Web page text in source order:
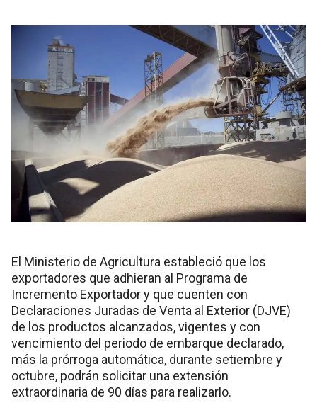
El Ministerio de Agricultura estableció que los
exportadores que adhieran al Programa de
Incremento Exportador y que cuenten con
Declaraciones Juradas de Venta al Exterior (DJVE)
de los productos alcanzados, vigentes y con
vencimiento del periodo de embarque declarado,
más la prórroga automática, durante setiembre y
octubre, podrán solicitar una extensión
extraordinaria de 90 días para realizarlo.